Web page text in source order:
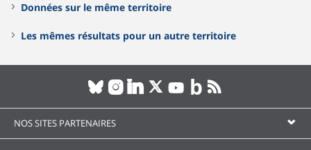
Données sur le même territoire
Les mêmes résultats pour un autre territoire
NOS SITES PARTENAIRES